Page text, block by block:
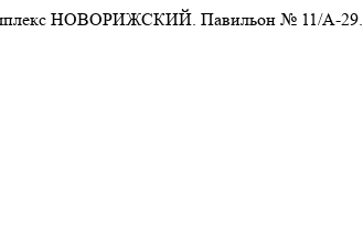
комплекс НОВОРИЖСКИЙ. Павильон № 11/A-29.